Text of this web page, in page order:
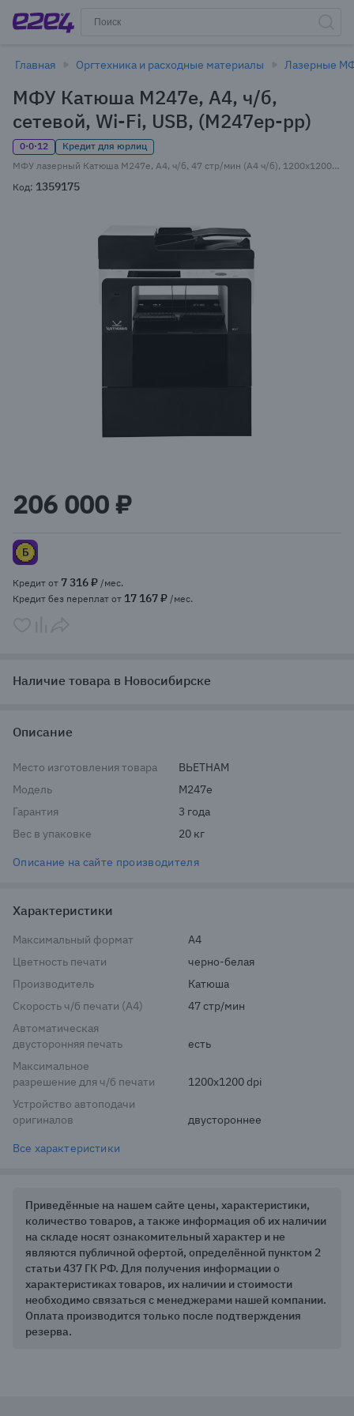
Главная Оргтехника и расходные материалы Лазерные
МФУ Катюша M247e, A4, ч/б,
сетевой, Wi-Fi, USB, (M247ep-pp)
0·0·12
Кредит для юрлиц
МФУ лазерный Катюша M247e, A4, ч/б, 47 стр/мин (A4 ч/б), 1200x1200 dpi, дуплекс, ДАПД-50 листов, факс, сетевой, Wi-Fi, USB, черный (M247ep-pp) Внесен в реестр Минпромторга РФ
Код: 1359175
of
1
206 000 ₽
Кредит от 7 316 ₽ /мес.
Кредит без переплат от 17 167 ₽ /мес.
Наличие товара в Новосибирске
Описание
Место изготовления товара
ВЬЕТНАМ
Модель
M247e
Гарантия
3 года
Вес в упаковке
20 кг
Описание на сайте производителя
Характеристики
Максимальный формат
A4
Цветность печати
черно-белая
Производитель
Катюша
Скорость ч/б печати (A4)
47 стр/мин
Автоматическая
двусторонняя печать
есть
Максимальное
разрешение для ч/б печати
1200x1200 dpi
Устройство автоподачи
оригиналов
двустороннее
Все характеристики
Приведённые на нашем сайте цены, характеристики,
количество товаров, а также информация об их наличии
на складе носят ознакомительный характер и не
являются публичной офертой, определённой пунктом 2
статьи 437 ГК РФ. Для получения информации о
характеристиках товаров, их наличии и стоимости
необходимо связаться с менеджерами нашей компании.
Оплата производится только после подтверждения
резерва.